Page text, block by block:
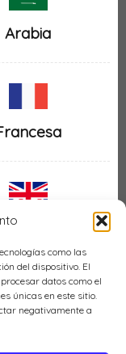
como las
del dispositivo. El
datos como el
únicas en este sitio.
negativamente a
Arabia
Inglesa